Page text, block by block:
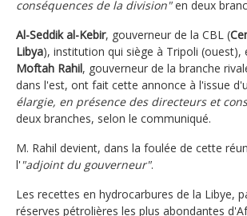
conséquences de la division"en deux
Al-Seddik al-Kebir, gouverneur de la CBL (
Libya), institution qui siège à Tripoli (ouest),
Moftah Rahil, gouverneur de la branche
dans l'est, ont fait cette annonce à l'issue
élargie, en présence des directeurs et
deux branches, selon le communiqué.
M. Rahil devient, dans la foulée de cette
l' "adjoint du gouverneur".
Les recettes en hydrocarbures de la Libye,
réserves pétrolières les plus abondantes